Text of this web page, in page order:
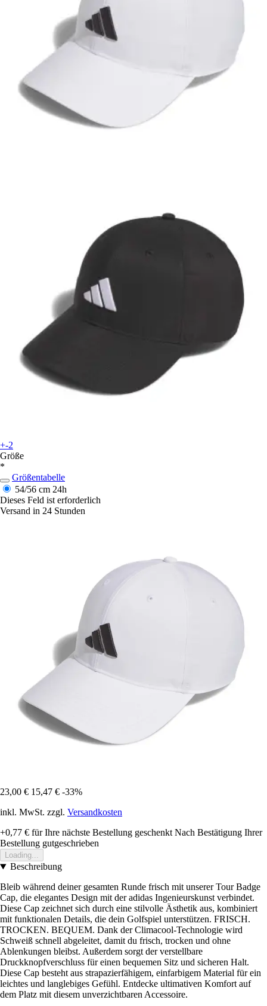
+-2
Größe
*
Größentabelle
54/56 cm 24h
Dieses Feld ist erforderlich
Versand in 24 Stunden
23,00 € 15,47 € -33%
inkl. MwSt. zzgl. Versandkosten
+0,77 € für Ihre nächste Bestellung geschenkt Nach Bestätigung Ihrer
Bestellung gutgeschrieben
Loading...
Beschreibung
Bleib während deiner gesamten Runde frisch mit unserer Tour Badge
Cap, die elegantes Design mit der adidas Ingenieurskunst verbindet.
Diese Cap zeichnet sich durch eine stilvolle Ästhetik aus, kombiniert
mit funktionalen Details, die dein Golfspiel unterstützen. FRISCH.
TROCKEN. BEQUEM. Dank der Climacool-Technologie wird
Schweiß schnell abgeleitet, damit du frisch, trocken und ohne
Ablenkungen bleibst. Außerdem sorgt der verstellbare
Druckknopfverschluss für einen bequemen Sitz und sicheren Halt.
Diese Cap besteht aus strapazierfähigem, einfarbigem Material für ein
leichtes und langlebiges Gefühl. Entdecke ultimativen Komfort auf
dem Platz mit diesem unverzichtbaren Accessoire.